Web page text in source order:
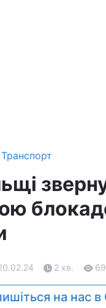
Транспорт
2 хв.
на нас в